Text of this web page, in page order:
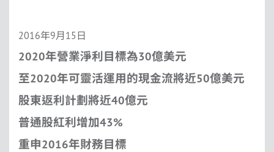
i
o
n
2016年9月15日
2020年營業淨利目標為30億美元
至2020年可靈活運用的現金流將近50億美元
股東返利計劃將近40億元
普通股紅利增加43%
重申2016年財務目標